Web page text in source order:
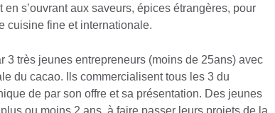
s’ouvrant aux saveurs, épices étrangères, pour
cuisine fine et internationale.
3 très jeunes entrepreneurs (moins de 25ans) avec
du cacao. Ils commercialisent tous les 3 du
de par son offre et sa présentation. Des jeunes
ou moins 2 ans, à faire passer leurs projets de la